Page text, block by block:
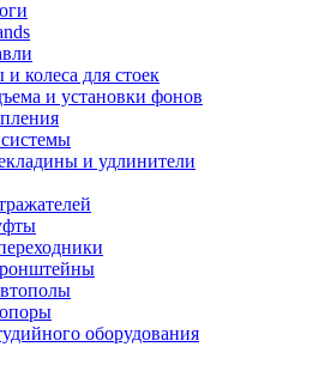
колеса для стоек
и установки фонов
и удлинители
оборудования